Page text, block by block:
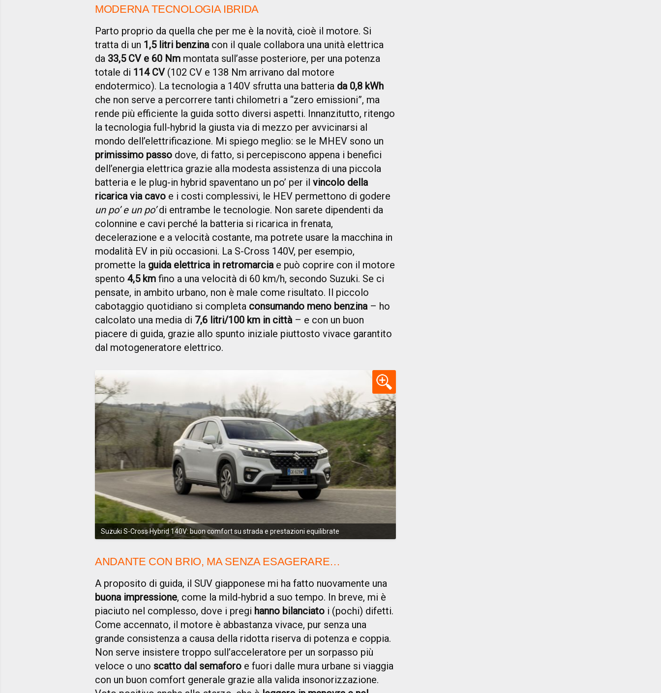
MODERNA TECNOLOGIA IBRIDA
Parto proprio da quella che per me è la novità, cioè il motore. Si
tratta di un 1,5 litri benzina con il quale collabora una unità elettrica
da 33,5 CV e 60 Nm montata sull’asse posteriore, per una potenza
totale di 114 CV(102 CV e 138 Nm arrivano dal motore
endotermico). La tecnologia a 140V sfrutta una batteria da 0,8 kWh
che non serve a percorrere tanti chilometri a “zero emissioni”, ma
rende più efficiente la guida sotto diversi aspetti. Innanzitutto, ritengo
la tecnologia full-hybrid la giusta via di mezzo per avvicinarsi al
mondo dell’elettrificazione. Mi spiego meglio: se le MHEV sono un
primissimo passo dove, di fatto, si percepiscono appena i benefici
dell’energia elettrica grazie alla modesta assistenza di una piccola
batteria e le plug-in hybrid spaventano un po’ per il vincolo della
ricarica via cavo e i costi complessivi, le HEV permettono di godere
un po’ e un po’di entrambe le tecnologie. Non sarete dipendenti da
colonnine e cavi perché la batteria si ricarica in frenata,
decelerazione e a velocità costante, ma potrete usare la macchina in
modalità EV in più occasioni. La S-Cross 140V, per esempio,
promette la guida elettrica in retromarcia e può coprire con il motore
spento 4,5 km fino a una velocità di 60 km/h, secondo Suzuki. Se ci
pensate, in ambito urbano, non è male come risultato. Il piccolo
cabotaggio quotidiano si completa consumando meno benzina – ho
calcolato una media di 7,6 litri/100 km in città – e con un buon
piacere di guida, grazie allo spunto iniziale piuttosto vivace garantito
dal motogeneratore elettrico.
Suzuki S-Cross Hybrid 140V: buon comfort su strada e prestazioni equilibrate
ANDANTE CON BRIO, MA SENZA ESAGERARE…
A proposito di guida, il SUV giapponese mi ha fatto nuovamente una
buona impressione, come la mild-hybrid a suo tempo. In breve, mi è
piaciuto nel complesso, dove i pregi hanno bilanciato i (pochi) difetti.
Come accennato, il motore è abbastanza vivace, pur senza una
grande consistenza a causa della ridotta riserva di potenza e coppia.
Non serve insistere troppo sull’acceleratore per un sorpasso più
veloce o uno scatto dal semaforo e fuori dalle mura urbane si viaggia
con un buon comfort generale grazie alla valida insonorizzazione.